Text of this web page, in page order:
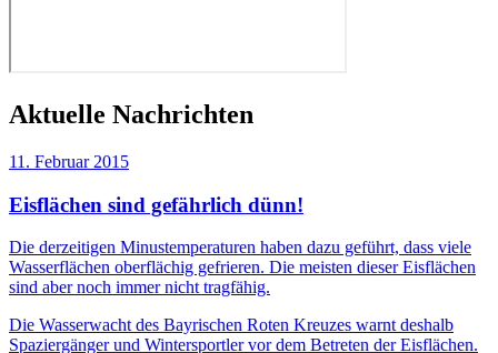
Aktuelle Nachrichten
11. Februar 2015
Eisflächen sind gefährlich dünn!
Die derzeitigen Minustemperaturen haben dazu geführt, dass viele
Wasserflächen oberflächig gefrieren. Die meisten dieser Eisflächen
sind aber noch immer nicht tragfähig.
Die Wasserwacht des Bayrischen Roten Kreuzes warnt deshalb
Spaziergänger und Wintersportler vor dem Betreten der Eisflächen.